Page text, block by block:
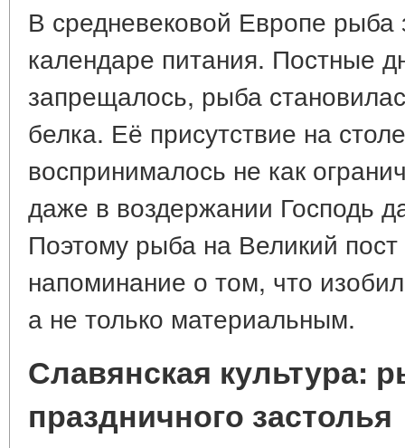
В средневековой Европе
календаре питания. Постные
запрещалось, рыба
белка. Её присутствие на
воспринималось не как
даже в воздержании Господь
Поэтому рыба на Великий
напоминание о том, что
а не только материальным.
Славянская культура:
праздничного застолья